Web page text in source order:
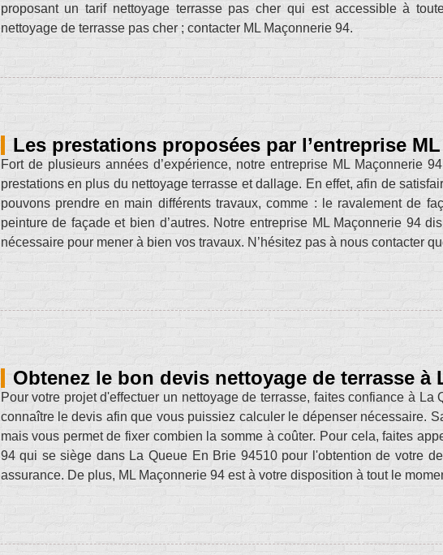
proposant un tarif nettoyage terrasse pas cher qui est accessible à
nettoyage de terrasse pas cher ; contacter ML Maçonnerie 94.
Les prestations proposées par l’entreprise
Fort de plusieurs années d’expérience, notre entreprise ML Maçonnerie 94
prestations en plus du nettoyage terrasse et dallage. En effet, afin de
pouvons prendre en main différents travaux, comme : le ravalement de
peinture de façade et bien d’autres. Notre entreprise ML Maçonnerie 94
nécessaire pour mener à bien vos travaux. N’hésitez pas à nous contacter
Obtenez le bon devis nettoyage de terrasse à
Pour votre projet d'effectuer un nettoyage de terrasse, faites confiance à La
connaître le devis afin que vous puissiez calculer le dépenser nécessaire.
mais vous permet de fixer combien la somme à coûter. Pour cela, faites
94 qui se siège dans La Queue En Brie 94510 pour l'obtention de votre
assurance. De plus, ML Maçonnerie 94 est à votre disposition à tout le